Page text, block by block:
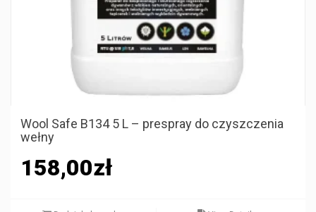
Wool Safe B134 5 L – prespray do czyszczenia
wełny
158,00zł